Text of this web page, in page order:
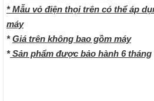
* Mẫu vỏ điện thọi trên có thể áp
máy
*Giá trên không bao gồm máy
*Sản phẩm được bảo hành 6 tháng